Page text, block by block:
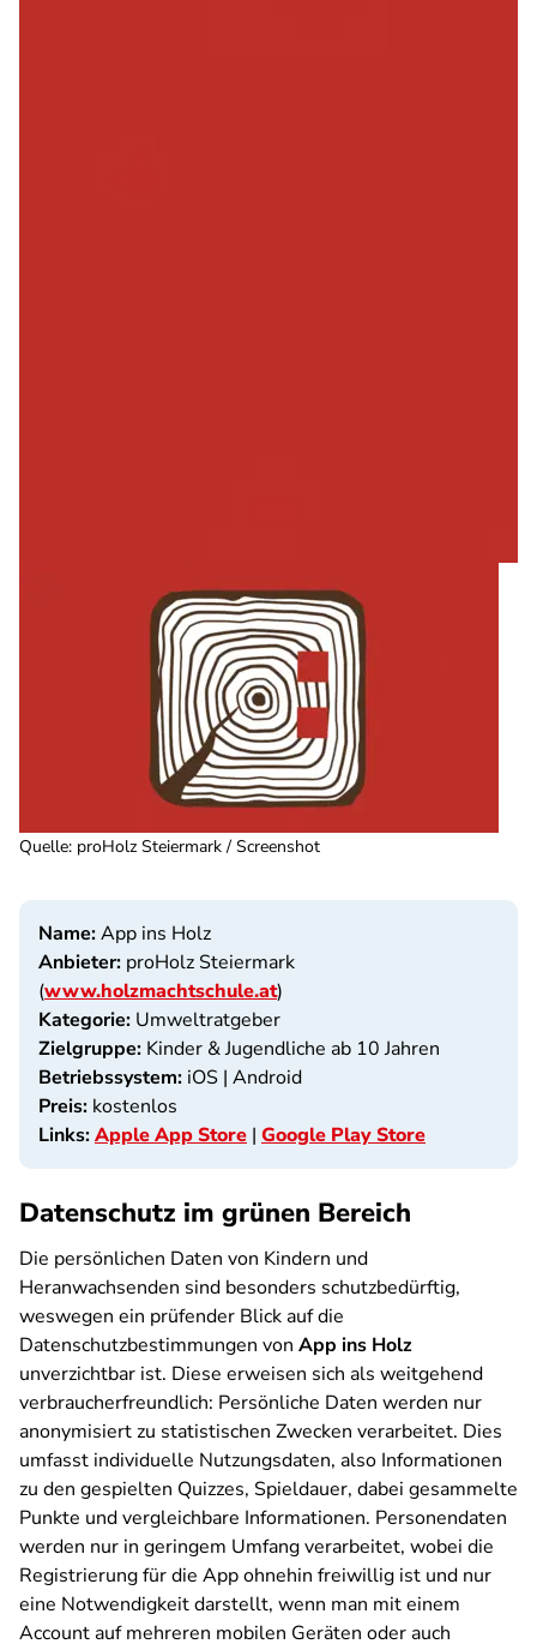
Quelle: proHolz Steiermark / Screenshot
Name:App ins Holz
Anbieter: proHolz Steiermark
(www.holzmachtschule.at)
Kategorie: Umweltratgeber
Zielgruppe: Kinder & Jugendliche ab 10 Jahren
Betriebssystem: iOS | Android
Preis: kostenlos
Links:Apple App Store | Google Play Store
Datenschutz im grünen Bereich
Die persönlichen Daten von Kindern und
Heranwachsenden sind besonders schutzbedürftig,
weswegen ein prüfender Blick auf die
Datenschutzbestimmungen von App ins Holz
unverzichtbar ist. Diese erweisen sich als weitgehend
verbraucherfreundlich: Persönliche Daten werden nur
anonymisiert zu statistischen Zwecken verarbeitet. Dies
umfasst individuelle Nutzungsdaten, also Informationen
zu den gespielten Quizzes, Spieldauer, dabei gesammelte
Punkte und vergleichbare Informationen. Personendaten
werden nur in geringem Umfang verarbeitet, wobei die
Registrierung für die App ohnehin freiwillig ist und nur
eine Notwendigkeit darstellt, wenn man mit einem
Account auf mehreren mobilen Geräten oder auch